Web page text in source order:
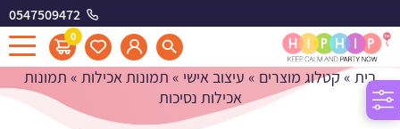
0547509472
0
תמונות אכילות נסיכות
בית »קטלוג מוצרים » עיצוב אישי » תמונות אכילות » תמונות
אכילות נסיכות